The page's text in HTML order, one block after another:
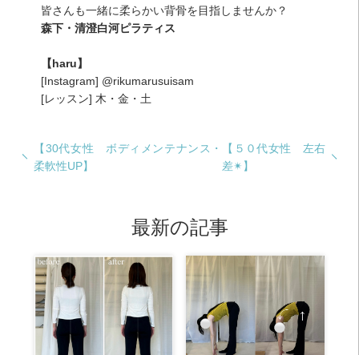
皆さんも一緒に柔らかい背骨を目指しませんか？
森下・清澄白河ピラティス
【haru】
[Instagram] @rikumarusuisam
[レッスン] 木・金・土
【30代女性 ボディメンテナンス・
柔軟性UP】
【５０代女性 左右
差✴︎】
最新の記事